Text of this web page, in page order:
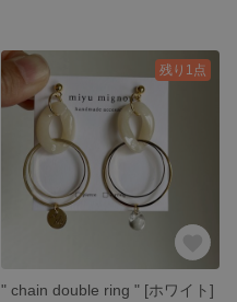
残り1点
" chain double ring " [ホワイト]